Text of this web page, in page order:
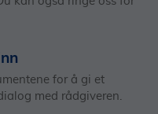
for å gi et
med rådgiveren.